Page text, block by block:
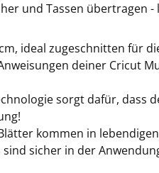
und Tassen übertragen
ideal zugeschnitten für
deiner Cricut
sorgt dafür, dass
kommen in
sind sicher in der